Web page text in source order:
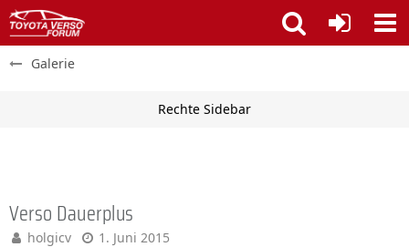
Galerie
Verso Dauerplus
holgicv 1. Juni 2015